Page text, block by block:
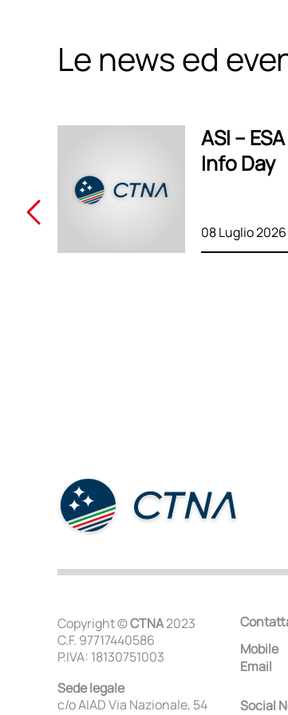
Le news ed
ASI –
Info Day
08 Luglio 2026
Copyright ©CTNA2023
C.F. 97717440586
P.IVA: 18130751003
Sede legale
c/o AIAD Via Nazionale, 54
Mobile
Email
Social